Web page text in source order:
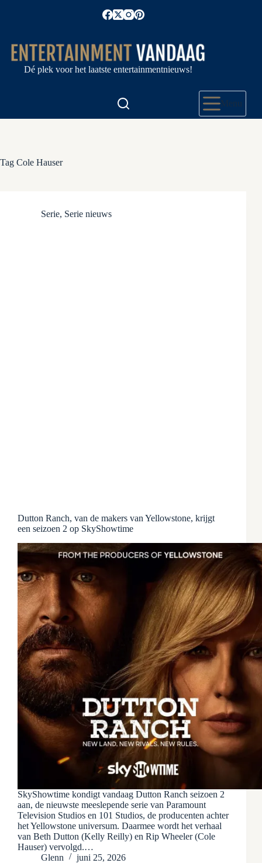
Dé plek voor het laatste entertainmentnieuws!
Menu
Tag Cole Hauser
Serie, Serie nieuws
Dutton Ranch, van de makers van Yellowstone, krijgt
een seizoen 2 op SkyShowtime
SkyShowtime kondigt vandaag Dutton Ranch seizoen 2
aan, de nieuwste meeslepende serie van Paramount
Television Studios en 101 Studios, de producenten achter
het Yellowstone universum. Daarmee wordt het verhaal
van Beth Dutton (Kelly Reilly) en Rip Wheeler (Cole
Hauser) vervolgd.…
Glenn
juni 25, 2026